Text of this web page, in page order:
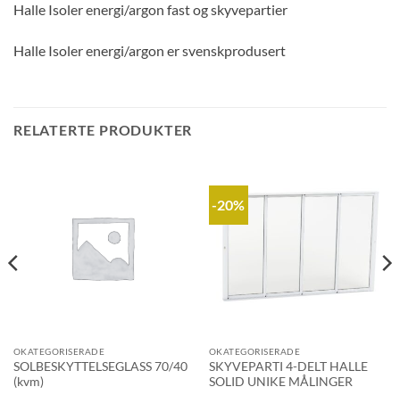
Halle Isoler energi/argon fast og skyvepartier
Halle Isoler energi/argon er svenskprodusert
RELATERTE PRODUKTER
OKATEGORISERADE
SOLBESKYTTELSEGLASS 70/40
(kvm)
-20%
OKATEGORISERADE
SKYVEPARTI 4-DELT HALLE
SOLID UNIKE MÅLINGER